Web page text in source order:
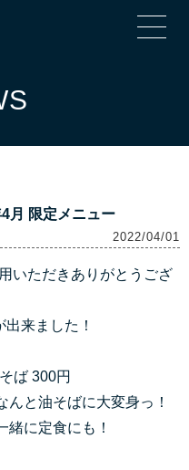
月 限定メニュー
2022/04/01
いただきありがとうござ
来ました！
ば 300円
と油そばに大変身っ！
緒に定食にも！